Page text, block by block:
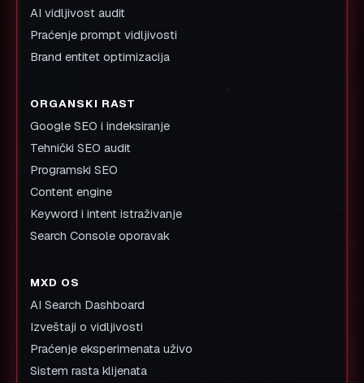
AI vidljivost audit
Praćenje prompt vidljivosti
Brand entitet optimizacija
ORGANSKI RAST
Google SEO i indeksiranje
Tehnički SEO audit
Programski SEO
Content engine
Keyword i intent istraživanje
Search Console oporavak
MXD OS
AI Search Dashboard
Izveštaji o vidljivosti
Praćenje eksperimenata uživo
Sistem rasta klijenata